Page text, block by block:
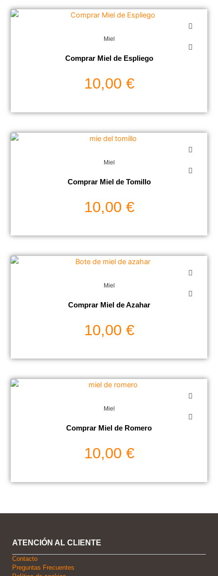
Miel
Comprar Miel de Espliego
10,00 €
Miel
Comprar Miel de Tomillo
10,00 €
Miel
Comprar Miel de Azahar
10,00 €
Miel
Comprar Miel de Romero
10,00 €
ATENCIÓN AL CLIENTE
Contacto
Preguntas Frecuentes